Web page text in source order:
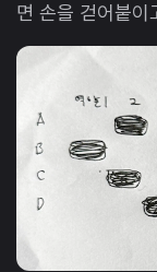
면 손을 걷어붙이